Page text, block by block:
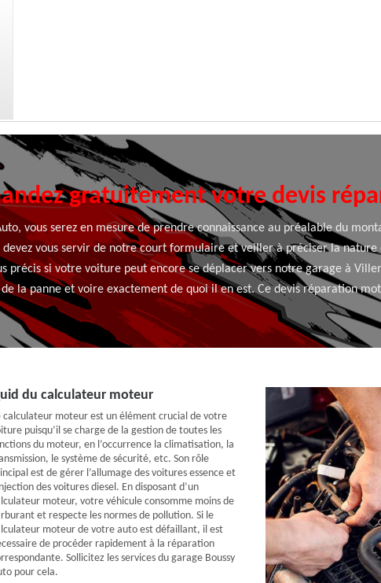
gratuitement votre devis
vous serez en mesure de prendre connaissance au préalable du
devez vous servir de notre court formulaire et veiller à préciser la
précis si votre voiture peut encore se déplacer vers notre garage à
la panne et voire exactement de quoi il en est. Ce devis réparation
du calculateur moteur
calculateur moteur est un élément crucial de votre
puisqu’il se charge de la gestion de toutes les
du moteur, en l’occurrence la climatisation, la
le système de sécurité, etc. Son rôle
est de gérer l’allumage des voitures essence et
des voitures diesel. En disposant d’un
moteur, votre véhicule consomme moins de
et respecte les normes de pollution. Si le
moteur de votre auto est défaillant, il est
de procéder rapidement à la réparation
Sollicitez les services du garage Boussy
pour cela.